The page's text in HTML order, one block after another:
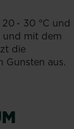
- 30 °C und
und mit dem
die
Gunsten aus.